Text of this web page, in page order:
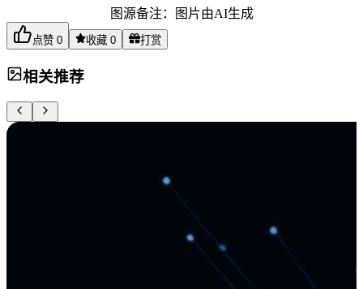
图源备注：图片由AI生成
点赞 0 收藏 0 打赏
相关推荐